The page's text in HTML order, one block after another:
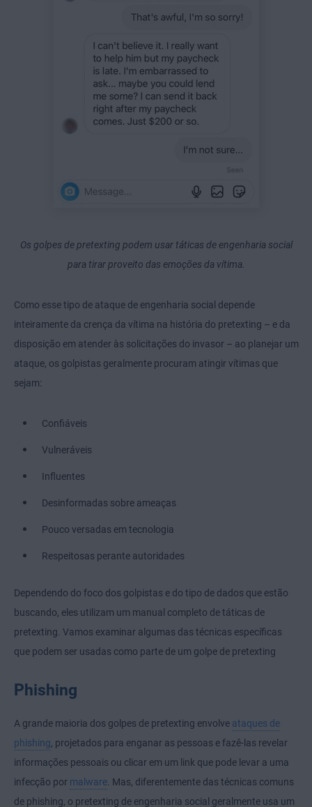
Os golpes de pretexting podem usar táticas de engenharia social
para tirar proveito das emoções da vítima.
Como esse tipo de ataque de engenharia social depende
inteiramente da crença da vítima na história do pretexting – e da
disposição em atender às solicitações do invasor – ao planejar um
ataque, os golpistas geralmente procuram atingir vítimas que
sejam:
Confiáveis
Vulneráveis
Influentes
Desinformadas sobre ameaças
Pouco versadas em tecnologia
Respeitosas perante autoridades
Dependendo do foco dos golpistas e do tipo de dados que estão
buscando, eles utilizam um manual completo de táticas de
pretexting. Vamos examinar algumas das técnicas específicas
que podem ser usadas como parte de um golpe de pretexting
Phishing
A grande maioria dos golpes de pretexting envolve ataques de
phishing, projetados para enganar as pessoas e fazê-las revelar
informações pessoais ou clicar em um link que pode levar a uma
infecção por malware. Mas, diferentemente das técnicas comuns
de phishing, o pretexting de engenharia social geralmente usa um